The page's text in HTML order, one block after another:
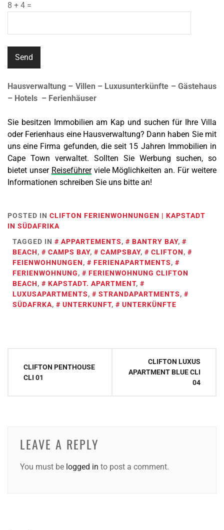
8 + 4 =
Hausverwaltung – Villen – Luxusunterkünfte – Gästehaus
– Hotels – Ferienhäuser
Sie besitzen Immobilien am Kap und suchen für Ihre Villa
oder Ferienhaus eine Hausverwaltung? Dann haben Sie mit
uns eine Firma gefunden, die seit 15 Jahren Immobilien in
Cape Town verwaltet. Sollten Sie Werbung suchen, so
bietet unser Reiseführerviele Möglichkeiten an. Für weitere
Informationen schreiben Sie uns bitte an!
POSTED IN CLIFTON FERIENWOHNUNGEN | KAPSTADT
IN SÜDAFRIKA
TAGGED IN
APPARTEMENTS, BANTRY BAY,
BEACH, CAMPS BAY, CAMPSBAY, CLIFTON,
FEIENWOHNUNGEN, FERIENAPARTMENTS,
FERIENWOHNUNG,
FERIENWOHNUNG CLIFTON
BEACH, KAPSTADT. APARTMENT,
LUXUSAPARTMENTS, STRANDAPARTMENTS,
SÜDAFRKA, UNTERKUNFT, UNTERKÜNFTE
navigation
CLIFTON PENTHOUSE
CLI 01
CLIFTON LUXUS
APARTMENT BLUE CLI
04
LEAVE A REPLY
You must be logged in to post a comment.